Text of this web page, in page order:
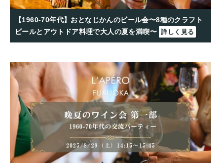
【1960-70年代】おとなじかんのビール会〜8種のクラフト
ビールとアウトドア料理で大人の夏を満喫〜 詳しく見る